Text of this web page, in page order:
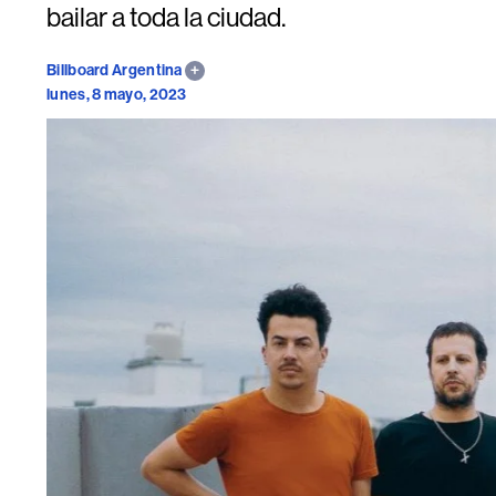
bailar a toda la ciudad.
Billboard Argentina
lunes, 8 mayo, 2023